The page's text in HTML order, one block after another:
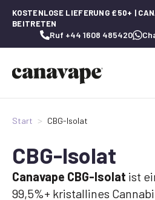
KOSTENLOSE LIEFERUNG £50+ |
BEITRETEN
Ruf +44 1608 485420
Start CBG-Isolat
CBG-Isolat
Canavape CBG-Isolat ist
99,5%+ kristallines